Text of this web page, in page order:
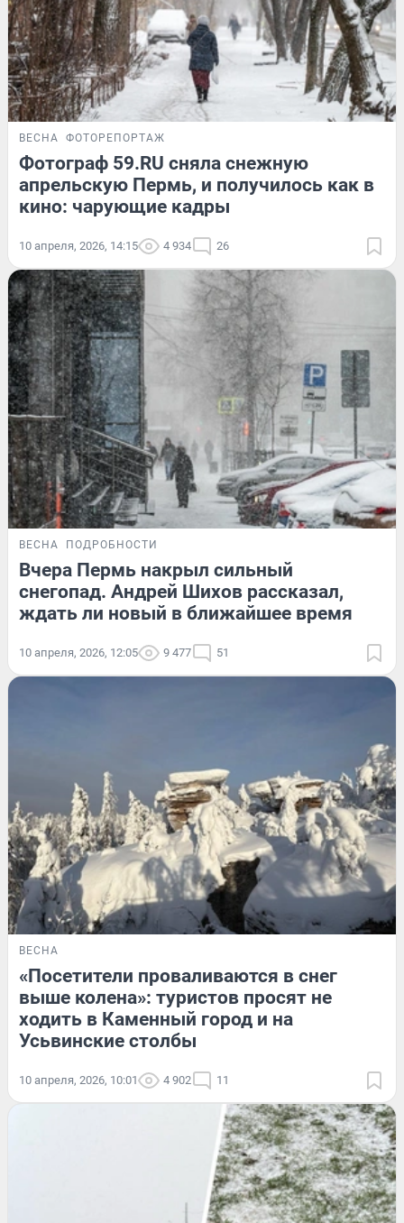
ВЕСНА ФОТОРЕПОРТАЖ
Фотограф 59.RU сняла снежную
апрельскую Пермь, и получилось как в
кино: чарующие кадры
10 апреля, 2026, 14:15 4 934 26
ВЕСНА ПОДРОБНОСТИ
Вчера Пермь накрыл сильный
снегопад. Андрей Шихов рассказал,
ждать ли новый в ближайшее время
10 апреля, 2026, 12:05 9 477 51
ВЕСНА
«Посетители проваливаются в снег
выше колена»: туристов просят не
ходить в Каменный город и на
Усьвинские столбы
10 апреля, 2026, 10:01 4 902 11